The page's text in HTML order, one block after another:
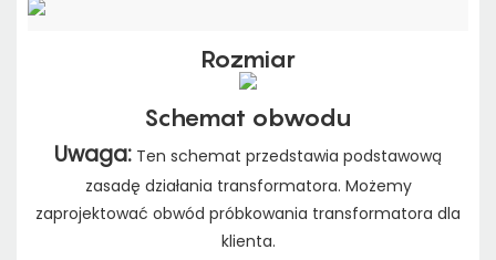
Rozmiar
Schemat obwodu
Uwaga: Ten schemat przedstawia podstawową
zasadę działania transformatora. Możemy
zaprojektować obwód próbkowania transformatora dla
klienta.